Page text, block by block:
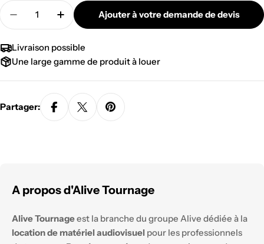
Quantité
Diminuer la quantité pour EXTENSION POIGNÉE
Augmenter la quantité pour EXTENSION
Ajouter à votre demande de devis
Livraison possible
Une large gamme de produit à louer
Partager:
A propos d'Alive Tournage
Alive Tournageest la branche du groupe Alive dédiée à la
location de matériel audiovisuel pour les professionnels